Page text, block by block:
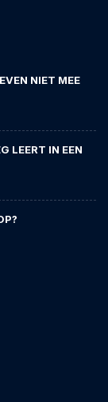
NIET MEE
LEERT IN EEN